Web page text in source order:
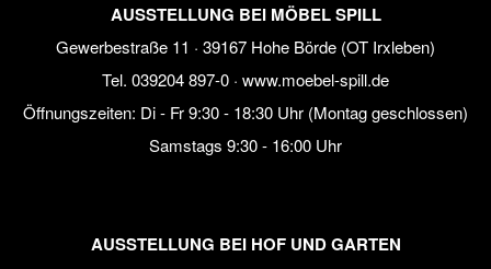
AUSSTELLUNG BEI MÖBEL SPILL
Gewerbestraße 11 · 39167 Hohe Börde (OT Irxleben)
Tel. 039204 897-0 · www.moebel-spill.de
Öffnungszeiten: Di - Fr 9:30 - 18:30 Uhr (Montag geschlossen)
Samstags 9:30 - 16:00 Uhr
AUSSTELLUNG BEI HOF UND GARTEN